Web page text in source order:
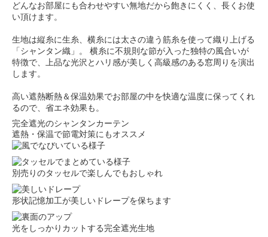
どんなお部屋にも合わせやすい無地だから飽きにくく、長くお使
い頂けます。
生地は縦糸に生糸、横糸には太さの違う筋糸を使って織り上げる
「シャンタン織」。 横糸に不規則な節が入った独特の風合いが
特徴で、上品な光沢とハリ感が美しく高級感のある窓周りを演出
します。
高い遮熱断熱＆保温効果でお部屋の中を快適な温度に保ってくれ
るので、省エネ効果も。
完全遮光のシャンタンカーテン
遮熱・保温で節電対策にもオススメ
別売りのタッセルで楽しんでもおしゃれ
形状記憶加工が美しいドレープを保ちます
光をしっかりカットする完全遮光生地